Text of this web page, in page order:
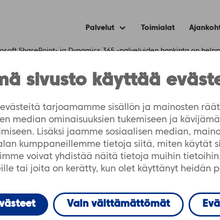
sivusto käyttää
tarjoamamme sisällön ja mainosten
median ominaisuuksien tukemiseen ja
Lisäksi jaamme sosiaalisen median,
kumppaneillemme tietoja siitä, miten käytät
voivat yhdistää näitä tietoja muihin
tai joita on kerätty, kun olet käyttänyt heidän
Vain välttämättömät
Palvelut
Expand
menu
Toimialat
SharePoint- ja Dynamics 365 -palveluiden hankinta on
ja Dynamics
on helppoa